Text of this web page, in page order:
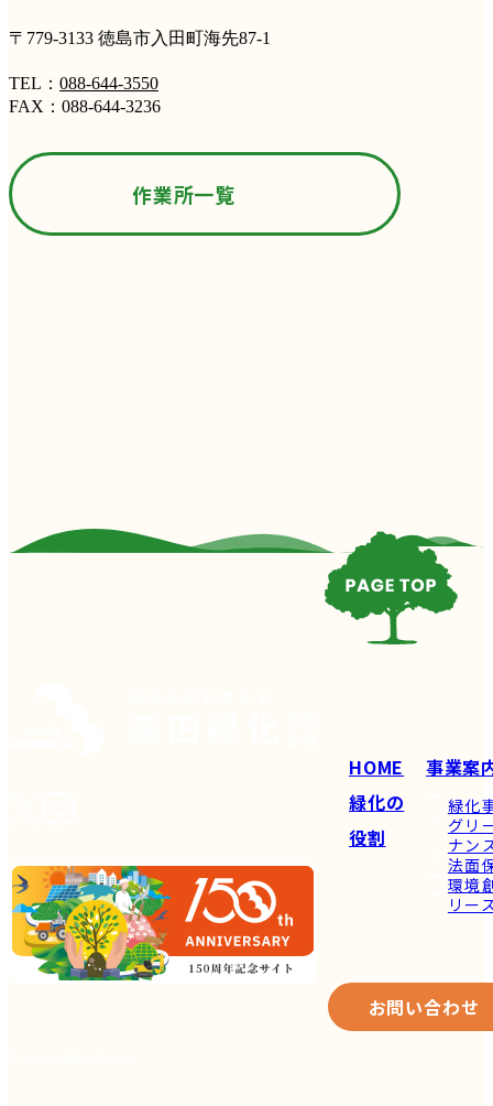
〒779-3133 徳島市入田町海先87-1
TEL： 088-644-3550
FAX：088-644-3236
作業所一覧
HOME
緑化の
役割
事業案
緑化
グリ
ナン
法面
環境
リー
お問い合わせ